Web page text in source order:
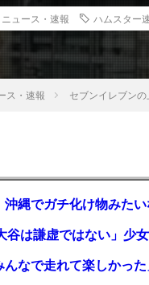
ニュース・速報 ハムスター
ス・速報 セブンイレブン
沖縄でガチ化け物みた